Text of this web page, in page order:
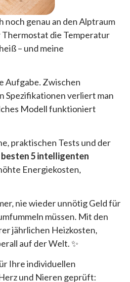
noch genau an den Alptraum
die Temperatur
– und meine
Aufgabe. Zwischen
Spezifikationen verliert man
Modell funktioniert
praktischen Tests und der
besten 5 intelligenten
Energiekosten,
nie wieder unnötig Geld für
müssen. Mit den
jährlichen Heizkosten,
auf der Welt. ✨
Ihre individuellen
und Nieren geprüft: